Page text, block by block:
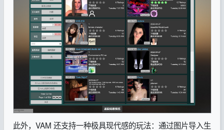
此外，VAM 还支持一种极具现代感的玩法：通过图片导入生